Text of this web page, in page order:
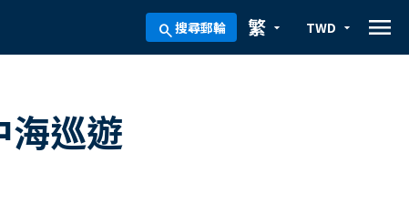
search搜尋郵輪 arrow_drop_down
繁 arrow_drop_down
TWD menu
海巡遊